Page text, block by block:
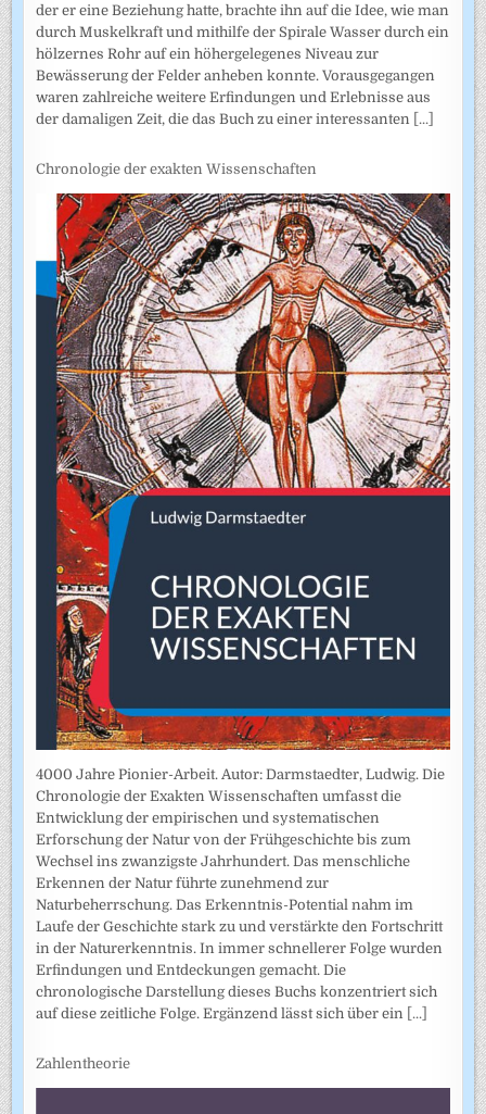
der er eine Beziehung hatte, brachte ihn auf die Idee, wie man
durch Muskelkraft und mithilfe der Spirale Wasser durch ein
hölzernes Rohr auf ein höhergelegenes Niveau zur
Bewässerung der Felder anheben konnte. Vorausgegangen
waren zahlreiche weitere Erfindungen und Erlebnisse aus
der damaligen Zeit, die das Buch zu einer interessanten [...]
Chronologie der exakten Wissenschaften
4000 Jahre Pionier-Arbeit. Autor: Darmstaedter, Ludwig. Die
Chronologie der Exakten Wissenschaften umfasst die
Entwicklung der empirischen und systematischen
Erforschung der Natur von der Frühgeschichte bis zum
Wechsel ins zwanzigste Jahrhundert. Das menschliche
Erkennen der Natur führte zunehmend zur
Naturbeherrschung. Das Erkenntnis-Potential nahm im
Laufe der Geschichte stark zu und verstärkte den Fortschritt
in der Naturerkenntnis. In immer schnellerer Folge wurden
Erfindungen und Entdeckungen gemacht. Die
chronologische Darstellung dieses Buchs konzentriert sich
auf diese zeitliche Folge. Ergänzend lässt sich über ein [...]
Zahlentheorie